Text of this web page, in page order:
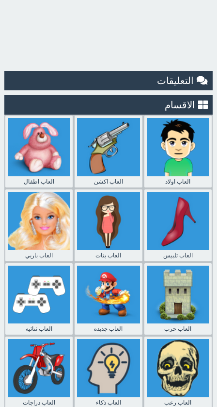
التعليقات
الاقسام
العاب اطفال العاب اكشن العاب اولاد
العاب باربي العاب بنات العاب تلبيس
العاب ثنائية العاب جديدة العاب حرب
العاب دراجات العاب ذكاء العاب رعب